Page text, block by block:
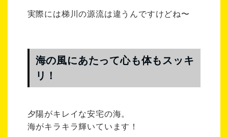
実際には梯川の源流は違うんですけどね〜
海の風にあたって心も体もスッキ
リ！
夕陽がキレイな安宅の海。
海がキラキラ輝いています！